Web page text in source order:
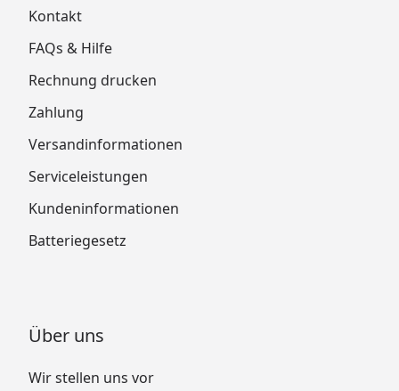
Kontakt
FAQs & Hilfe
Rechnung drucken
Zahlung
Versandinformationen
Serviceleistungen
Kundeninformationen
Batteriegesetz
Über uns
Wir stellen uns vor